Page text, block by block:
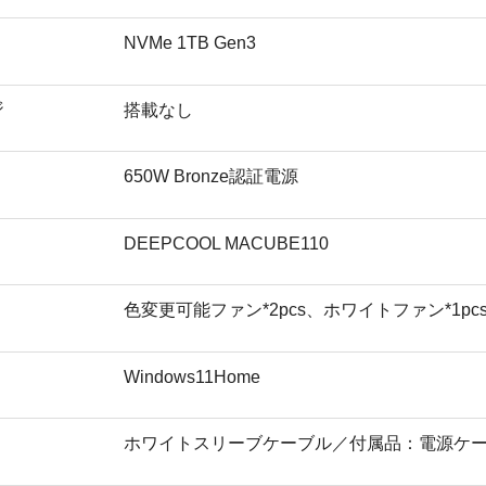
NVMe 1TB Gen3
搭載なし
650W Bronze認証電源
DEEPCOOL MACUBE110
色変更可能ファン*2pcs、ホワイトファン
Windows11Home
ホワイトスリーブケーブル／付属品：電源ケ